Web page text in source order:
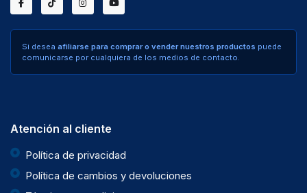
Si desea afiliarse para comprar o vender nuestros productos puede
comunicarse por cualquiera de los medios de contacto.
Atención al cliente
Política de privacidad
Política de cambios y devoluciones